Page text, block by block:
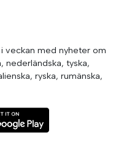
veckan med nyheter om
nederländska, tyska,
ryska, rumänska,